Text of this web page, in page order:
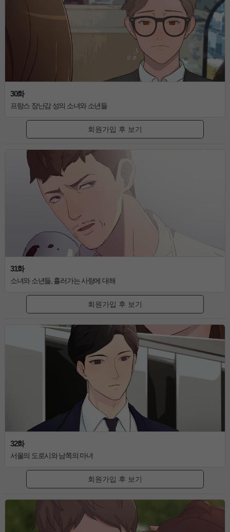
30화
프랑스 장난감 성의 소녀와 소년들
회원가입 후 보기
31화
소녀와 소년들, 흘러가는 사랑에 대해
회원가입 후 보기
32화
서울의 도로시와 남쪽의 마녀
회원가입 후 보기